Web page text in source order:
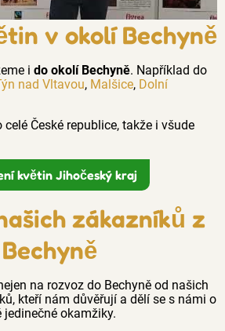
v okolí Bechyně
i do okolí Bechyně. Například do
nad Vltavou, Malšice, Dolní
České republice, takže i všude
květin Jihočeský kraj
zákazníků z
Bechyně
na rozvoz do Bechyně od našich
kteří nám důvěřují a dělí se s námi o
jedinečné okamžiky.